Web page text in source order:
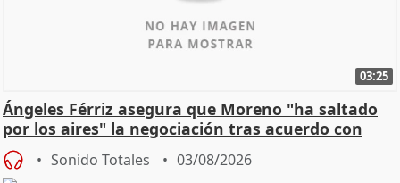
03:25
Ángeles Férriz asegura que Moreno "ha saltado
por los aires" la negociación tras acuerdo con
SMA
Sonido Totales 03/08/2026